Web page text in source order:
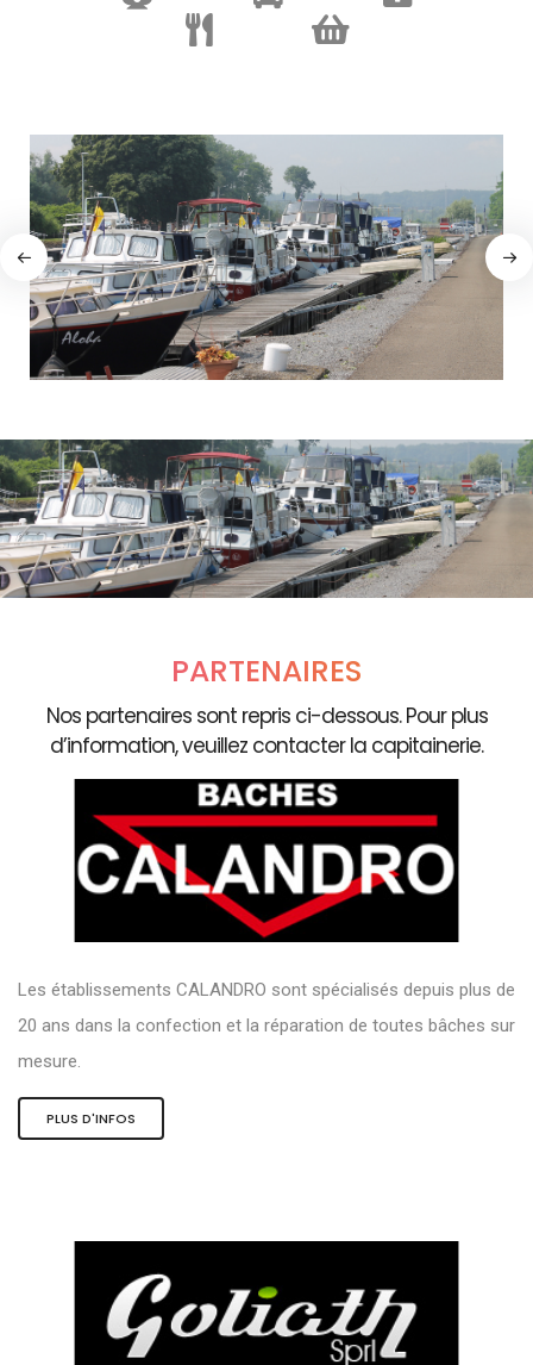
PARTENAIRES
Nos partenaires sont repris ci-dessous. Pour plus
d’information, veuillez contacter la capitainerie.
Les établissements CALANDRO sont spécialisés depuis plus de
20 ans dans la confection et la réparation de toutes bâches sur
mesure.
PLUS D'INFOS